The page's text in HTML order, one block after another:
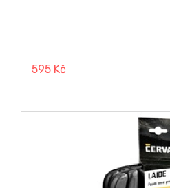
595 Kč